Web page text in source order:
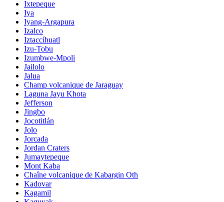
Ixtepeque
Iya
Iyang-Argapura
Izalco
Iztaccíhuatl
Izu-Tobu
Izumbwe-Mpoli
Jailolo
Jalua
Champ volcanique de Jaraguay
Laguna Jayu Khota
Jefferson
Jingbo
Jocotitlán
Jolo
Jorcada
Jordan Craters
Jumaytepeque
Mont Kaba
Chaîne volcanique de Kabargin Oth
Kadovar
Kagamil